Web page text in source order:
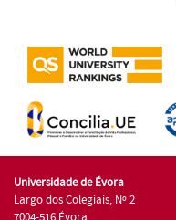
Universidade de Évora
Largo dos Colegiais, Nº 2